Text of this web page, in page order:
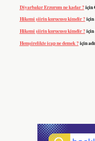
Diyarbakır Erzurum ne kadar ?için
Hikemi şiirin kurucusu kimdir ?için
Hikemi şiirin kurucusu kimdir ?için
Hemşirelikte icap ne demek ?için